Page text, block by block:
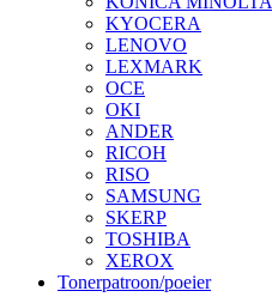
KYOCERA
LENOVO
LEXMARK
OCE
OKI
ANDER
RICOH
RISO
SAMSUNG
SKERP
TOSHIBA
XEROX
Tonerpatroon/poeier